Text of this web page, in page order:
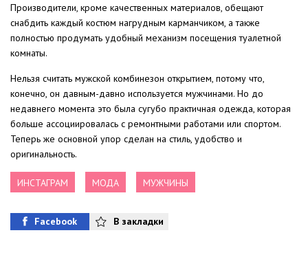
Производители, кроме качественных материалов, обещают
снабдить каждый костюм нагрудным карманчиком, а также
полностью продумать удобный механизм посещения туалетной
комнаты.
Нельзя считать мужской комбинезон открытием, потому что,
конечно, он давным-давно используется мужчинами. Но до
недавнего момента это была сугубо практичная одежда, которая
больше ассоциировалась с ремонтными работами или спортом.
Теперь же основной упор сделан на стиль, удобство и
оригинальность.
ИНСТАГРАМ МОДА МУЖЧИНЫ
Facebook В закладки